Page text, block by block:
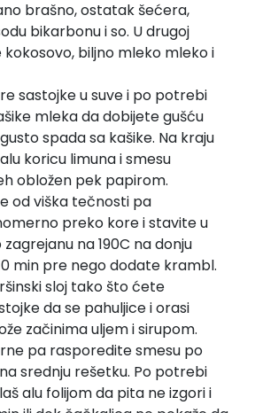
brašno, ostatak šećera,
bikarbonu i so. U drugoj
biljno mleko mleko i
sastojke u suve i po potrebi
mleka da dobijete gušću
spada sa kašike. Na kraju
koricu limuna i smesu
obložen pek papirom.
od viška tečnosti pa
preko kore i stavite u
na 190C na donju
min pre nego dodate krambl.
sloj tako što ćete
da se pahuljice i orasi
začinima uljem i sirupom.
pa rasporedite smesu po
srednju rešetku. Po potrebi
alu folijom da pita ne izgori i